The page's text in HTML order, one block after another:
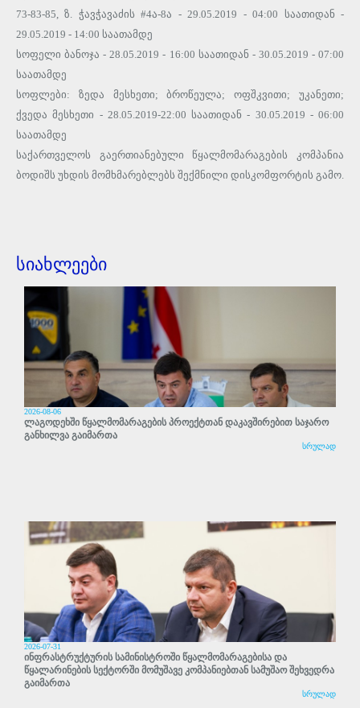
73-83-85, ზ. ჭავჭავაძის #4ა-8ა - 29.05.2019 - 04:00 საათიდან -
29.05.2019 - 14:00 საათამდე
სოფელი ბანოჯა - 28.05.2019 - 16:00 საათიდან - 30.05.2019 - 07:00
საათამდე
სოფლები: ზედა მესხეთი; ბროწეულა; ოფშკვითი; უკანეთი;
ქვედა მესხეთი - 28.05.2019-22:00 საათიდან - 30.05.2019 - 06:00
საათამდე
საქართველოს გაერთიანებული წყალმომარაგების კომპანია
ბოდიშს უხდის მომხმარებლებს შექმნილი დისკომფორტის გამო.
სიახლეები
2026-08-06
ლაგოდეხში წყალმომარაგების პროექტთან დაკავშირებით საჯარო
განხილვა გაიმართა
სრულად
2026-07-31
ინფრასტრუქტურის სამინისტროში წყალმომარაგებისა და
წყალარინების სექტორში მომუშავე კომპანიებთან სამუშაო შეხვედრა
გაიმართა
სრულად